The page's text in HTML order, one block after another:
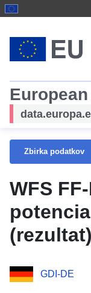
Zbirka podatkov
WFS
_ezf
Interface
GDI-DE